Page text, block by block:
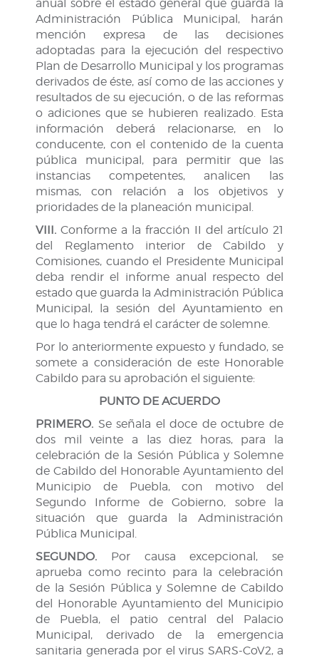
anual sobre el estado general que guarda la
Administración Pública Municipal, harán
mención expresa de las decisiones
adoptadas para la ejecución del respectivo
Plan de Desarrollo Municipal y los programas
derivados de éste, así como de las acciones y
resultados de su ejecución, o de las reformas
o adiciones que se hubieren realizado. Esta
información deberá relacionarse, en lo
conducente, con el contenido de la cuenta
pública municipal, para permitir que las
instancias competentes, analicen las
mismas, con relación a los objetivos y
prioridades de la planeación municipal.
VIII. Conforme a la fracción II del artículo 21
del Reglamento interior de Cabildo y
Comisiones, cuando el Presidente Municipal
deba rendir el informe anual respecto del
estado que guarda la Administración Pública
Municipal, la sesión del Ayuntamiento en
que lo haga tendrá el carácter de solemne.
Por lo anteriormente expuesto y fundado, se
somete a consideración de este Honorable
Cabildo para su aprobación el siguiente:
PUNTO DE ACUERDO
PRIMERO. Se señala el doce de octubre de
dos mil veinte a las diez horas, para la
celebración de la Sesión Pública y Solemne
de Cabildo del Honorable Ayuntamiento del
Municipio de Puebla, con motivo del
Segundo Informe de Gobierno, sobre la
situación que guarda la Administración
Pública Municipal.
SEGUNDO. Por causa excepcional, se
aprueba como recinto para la celebración
de la Sesión Pública y Solemne de Cabildo
del Honorable Ayuntamiento del Municipio
de Puebla, el patio central del Palacio
Municipal, derivado de la emergencia
sanitaria generada por el virus SARS-CoV2, a